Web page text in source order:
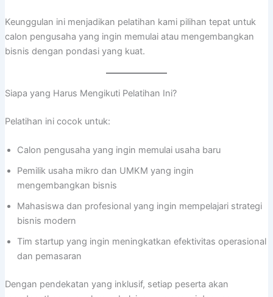
Keunggulan ini menjadikan pelatihan kami pilihan tepat untuk
calon pengusaha yang ingin memulai atau mengembangkan
bisnis dengan pondasi yang kuat.
Siapa yang Harus Mengikuti Pelatihan Ini?
Pelatihan ini cocok untuk:
Calon pengusaha yang ingin memulai usaha baru
Pemilik usaha mikro dan UMKM yang ingin
mengembangkan bisnis
Mahasiswa dan profesional yang ingin mempelajari strategi
bisnis modern
Tim startup yang ingin meningkatkan efektivitas operasional
dan pemasaran
Dengan pendekatan yang inklusif, setiap peserta akan